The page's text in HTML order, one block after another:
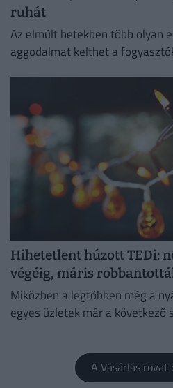
ruhát
Az elmúlt hetekben több olyan
aggodalmat kelthet a
Hihetetlent húzott TEDi:
végéig, máris
Miközben a legtöbben még a
egyes üzletek már a következő
A Vásárlás rovat